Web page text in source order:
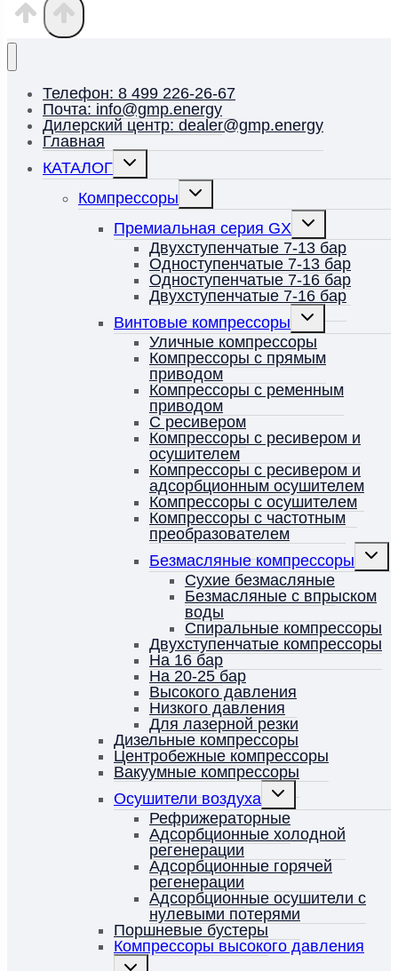
Телефон: 8 499 226-26-67
Почта: info@gmp.energy
Дилерский центр: dealer@gmp.energy
Главная
КАТАЛОГ
Переключить
Компрессоры
Переключить
Премиальная серия GX
Переключить
меню
Двухступенчатые 7-13 бар
Одноступенчатые 7-13 бар
Одноступенчатые 7-16 бар
Двухступенчатые 7-16 бар
Винтовые компрессоры
Переключить
дочернее
меню
Уличные компрессоры
Компрессоры с прямым
приводом
Компрессоры с ременным
приводом
С ресивером
Компрессоры с ресивером и
осушителем
Компрессоры с ресивером и
адсорбционным осушителем
Компрессоры с осушителем
Компрессоры с частотным
преобразователем
Безмасляные компрессоры
Сухие безмасляные
Безмасляные с впрыском
воды
Спиральные компрессоры
Двухступенчатые компрессоры
На 16 бар
На 20-25 бар
Высокого давления
Низкого давления
Для лазерной резки
Дизельные компрессоры
Центробежные компрессоры
Вакуумные компрессоры
Осушители воздуха
Переключить
дочернее
меню
Рефрижераторные
Адсорбционные холодной
регенерации
Адсорбционные горячей
регенерации
Адсорбционные осушители с
нулевыми потерями
Поршневые бустеры
Компрессоры высокого давления
Переключить